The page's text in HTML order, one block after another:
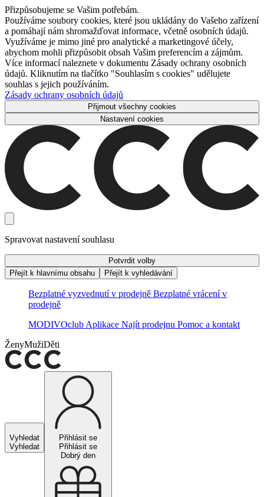
Přizpůsobujeme se Vašim potřebám.
Používáme soubory cookies, které jsou ukládány do Vašeho zařízení
a pomáhají nám shromažďovat informace, včetně osobních údajů.
Využíváme je mimo jiné pro analytické a marketingové účely,
abychom mohli přizpůsobit obsah Vašim preferencím a zájmům.
Více informací naleznete v dokumentu Zásady ochrany osobních
údajů. Kliknutím na tlačítko "Souhlasím s cookies" udělujete
souhlas s jejich používáním.
Zásady ochrany osobních údajů
Přijmout všechny cookies
Nastavení cookies
Spravovat nastavení souhlasu
Potvrdit volby
Přejít k hlavnímu obsahu
Přejít k vyhledávání
Bezplatné vyzvednutí v prodejně Bezplatné vrácení v
prodejně
MODIVOclub Aplikace Najít prodejnu Pomoc a kontakt
ŽenyMužiDěti
Vyhledat
Vyhledat
Přihlásit se
Přihlásit se
Dobrý den